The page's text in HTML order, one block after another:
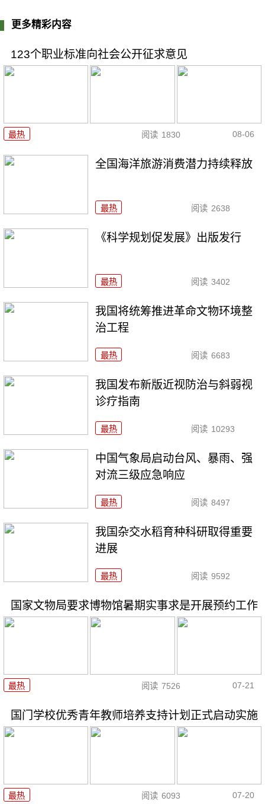
更多精彩内容
123个职业标准向社会公开征求意见
最热 阅读 1830 08-06
全国海洋旅游消费潜力持续释放
最热 阅读 2638
《科学规划促发展》出版发行
最热 阅读 3402
我国将统筹推进革命文物环境整
治工程
最热 阅读 6683
我国发布新版近视防治与斜弱视
诊疗指南
最热 阅读 10293
中国气象局启动台风、暴雨、强
对流三级应急响应
最热 阅读 8497
我国杂交水稻育种科研取得重要
进展
最热 阅读 9592
国家文物局要求博物馆暑期实事求是开展预约工作
最热 阅读 7526 07-21
国门学校优秀青年教师培养支持计划正式启动实施
最热 阅读 6093 07-20